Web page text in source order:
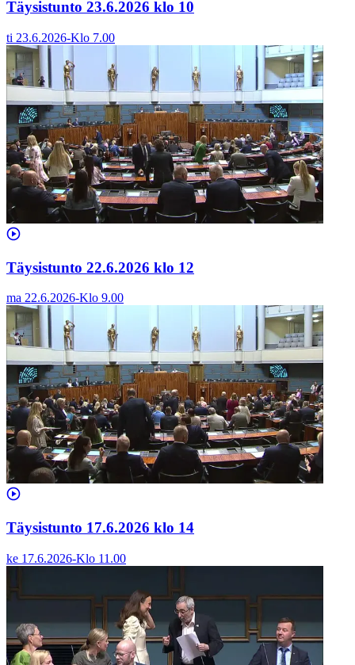
Täysistunto 23.6.2026 klo 10
ti 23.6.2026-Klo 7.00
Täysistunto 22.6.2026 klo 12
ma 22.6.2026-Klo 9.00
Täysistunto 17.6.2026 klo 14
ke 17.6.2026-Klo 11.00